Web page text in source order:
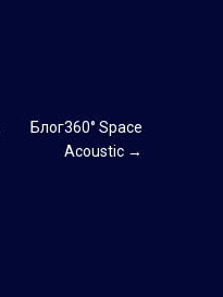
Блог360° Space
Acoustic →